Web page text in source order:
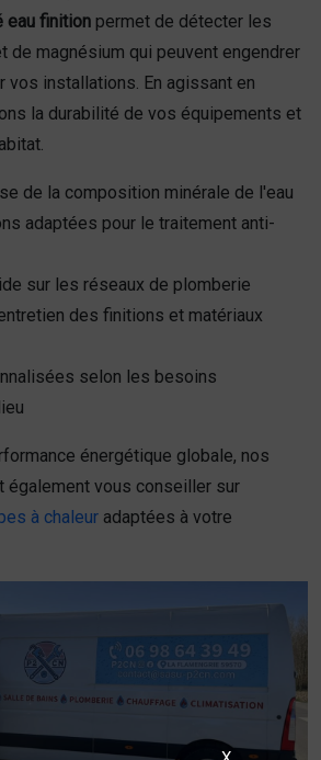
eau finition permet de détecter les
de magnésium qui peuvent engendrer
vos installations. En agissant en
la durabilité de vos équipements et
de la composition minérale de l'eau
adaptées pour le traitement anti-
sur les réseaux de plomberie
des finitions et matériaux
selon les besoins
énergétique globale, nos
également vous conseiller sur
à chaleur adaptées à votre